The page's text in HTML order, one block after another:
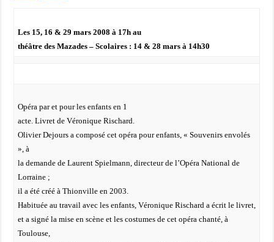
Les 15, 16 & 29 mars 2008 à 17h au
théâtre des Mazades – Scolaires : 14 & 28 mars à 14h30
Opéra par et pour les enfants en 1
acte. Livret de Véronique Rischard.
Olivier Dejours a composé cet opéra pour enfants, « Souvenirs envolés
», à
la demande de Laurent Spielmann, directeur de l’Opéra National de
Lorraine ;
il a été créé à Thionville en 2003.
Habituée au travail avec les enfants, Véronique Rischard a écrit le livret,
et a signé la mise en scène et les costumes de cet opéra chanté, à
Toulouse,